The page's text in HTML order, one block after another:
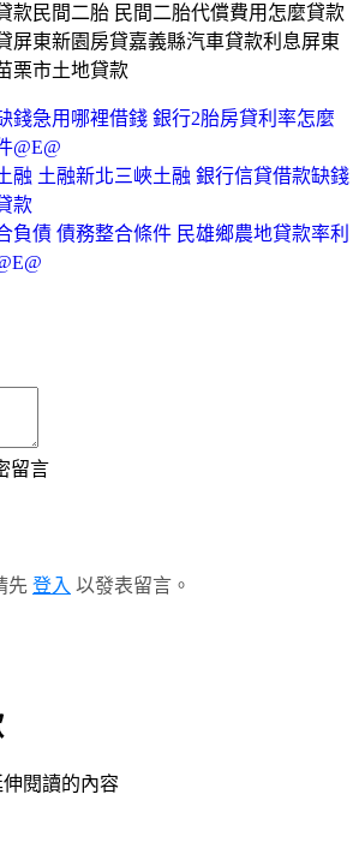
款民間二胎 民間二胎代償費用怎麼貸款
屏東新園房貸嘉義縣汽車貸款利息屏東
栗市土地貸款
錢急用哪裡借錢 銀行2胎房貸利率怎麼
@E@
融 土融新北三峽土融 銀行信貸借款缺錢
款
負債 債務整合條件 民雄鄉農地貸款率利
留言
先 登入 以發表留言。
閱讀的內容